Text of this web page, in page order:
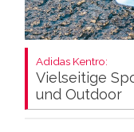
Adidas Kentro:
Vielseitige
und Outdoor